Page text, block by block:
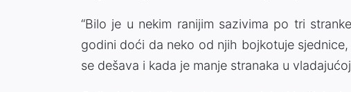
“Bilo je u nekim ranijim sazivima po tri
godini doći da neko od njih bojkotuje
se dešava i kada je manje stranaka u